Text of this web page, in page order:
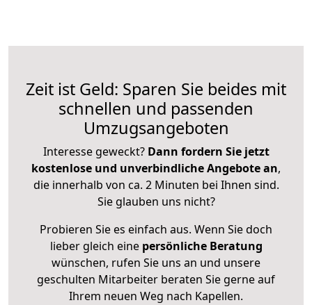
Zeit ist Geld: Sparen Sie beides mit
schnellen und passenden
Umzugsangeboten
Interesse geweckt? Dann fordern Sie jetzt
kostenlose und unverbindliche Angebote an,
die innerhalb von ca. 2 Minuten bei Ihnen sind.
Sie glauben uns nicht?
Probieren Sie es einfach aus. Wenn Sie doch
lieber gleich eine persönliche Beratung
wünschen, rufen Sie uns an und unsere
geschulten Mitarbeiter beraten Sie gerne auf
Ihrem neuen Weg nach Kapellen.